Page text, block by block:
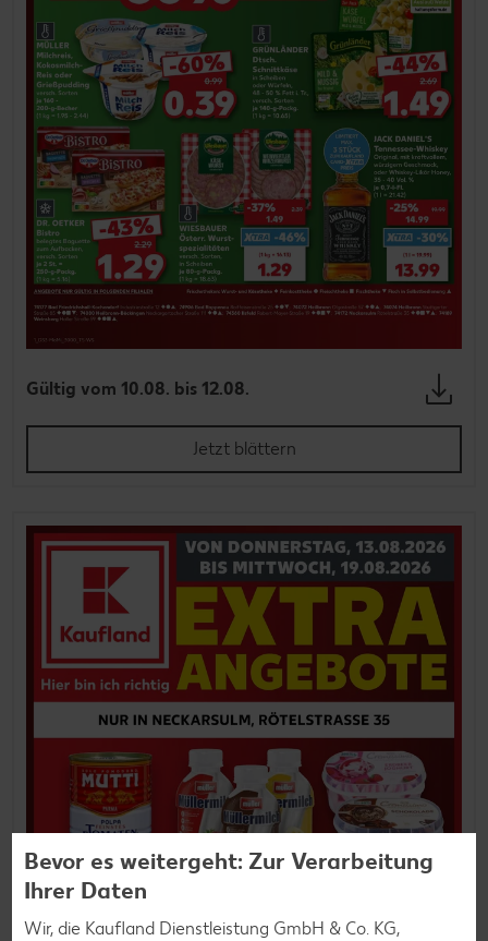
Gültig vom 10.08. bis 12.08.
Jetzt blättern
Bevor es weitergeht: Zur Verarbeitung
Ihrer Daten
Wir, die Kaufland Dienstleistung GmbH & Co. KG,